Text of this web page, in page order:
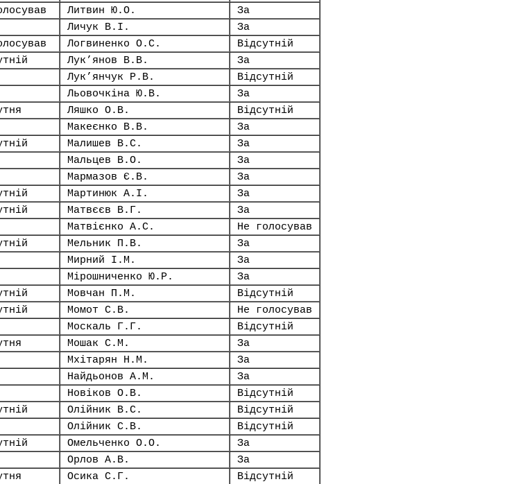
Литвин Ю.О.
За
Личук В.І.
За
Логвиненко О.С.
Відсутній
Лук’янов В.В.
За
Лук’янчук Р.В.
Відсутній
Льовочкіна Ю.В.
За
Ляшко О.В.
Відсутній
Макеєнко В.В.
За
Малишев В.С.
За
Мальцев В.О.
За
Мармазов Є.В.
За
Мартинюк А.І.
За
Матвєєв В.Г.
За
Матвієнко А.С.
Не голосував
Мельник П.В.
За
Мирний І.М.
За
Мірошниченко Ю.Р.
За
Мовчан П.М.
Відсутній
Момот С.В.
Не голосував
Москаль Г.Г.
Відсутній
Мошак С.М.
За
Мхітарян Н.М.
За
Найдьонов А.М.
За
Новіков О.В.
Відсутній
Олійник В.С.
Відсутній
Олійник С.В.
Відсутній
Омельченко О.О.
За
Орлов А.В.
За
Осика С.Г. Відсутній